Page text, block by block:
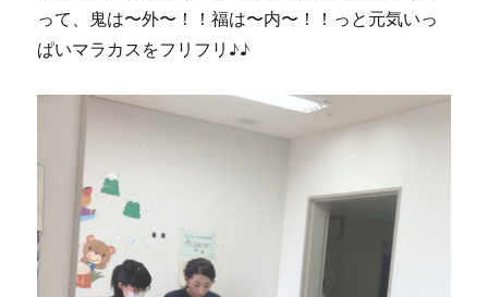
って、鬼は〜外〜！！福は〜内〜！！っと元気いっ
ぱいマラカスをフリフリ♪♪